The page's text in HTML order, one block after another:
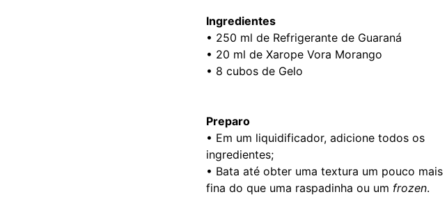
Ingredientes
• 250 ml de Refrigerante de Guaraná
• 20 ml de Xarope Vora Morango
• 8 cubos de Gelo
Preparo
• Em um liquidificador, adicione todos os
ingredientes;
• Bata até obter uma textura um pouco mais
fina do que uma raspadinha ou um frozen.